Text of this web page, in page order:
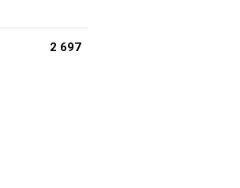
2 697